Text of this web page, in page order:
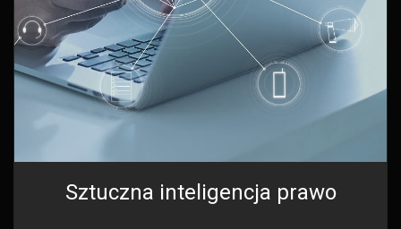
Sztuczna inteligencja prawo